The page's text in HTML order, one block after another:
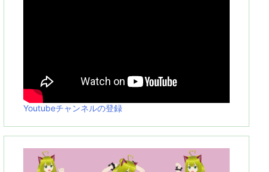
Youtubeチャンネルの登録